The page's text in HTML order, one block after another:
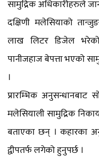
सामुद्रिक अधिकारीहरुले
दक्षिणी मलेसियाको
लाख लिटर डिजेल
पानीजहाज बेपत्ता भएको
।
प्रारम्भिक
मलेसियाली सामुद्रिक
बताएका छन् । कहारका
द्वीपतर्फ लगेको हुनुपर्छ ।